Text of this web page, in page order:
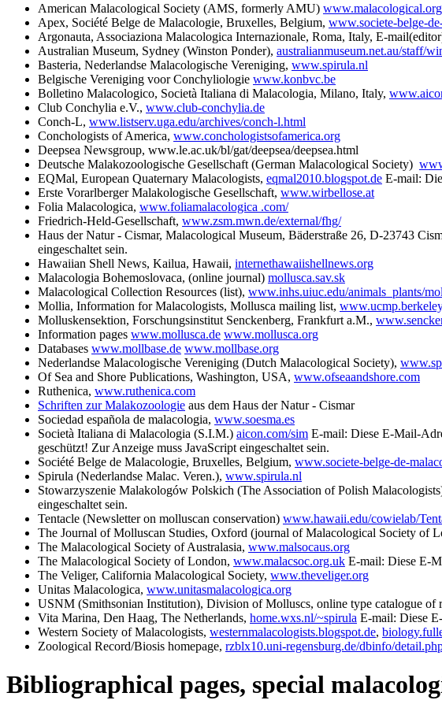
American Malacological Society (AMS, formerly AMU) www.malacological.org
Apex, Société Belge de Malacologie, Bruxelles, Belgium, www.societe-belge-
Argonauta, Associaziona Malacologica Internazionale, Roma, Italy, E-
Australian Museum, Sydney (Winston Ponder), australianmuseum.net.au/staff/
Basteria, Nederlandse Malacologische Vereniging, www.spirula.nl
Belgische Vereniging voor Conchyliologie www.konbvc.be
Bolletino Malacologico, Società Italiana di Malacologia, Milano, Italy,
Club Conchylia e.V., www.club-conchylia.de
Conch-L, www.listserv.uga.edu/archives/conch-l.html
Conchologists of America, www.conchologistsofamerica.org
Deepsea Newsgroup, www.le.ac.uk/bl/gat/deepsea/deepsea.html
Deutsche Malakozoologische Gesellschaft (German Malacological Society)
EQMal, European Quaternary Malacologists, eqmal2010.blogspot.de E-mail:
Erste Vorarlberger Malakologische Gesellschaft, www.wirbellose.at
Folia Malacologica, www.foliamalacologica .com/
Friedrich-Held-Gesellschaft, www.zsm.mwn.de/external/fhg/
Haus der Natur - Cismar, Malacological Museum, Bäderstraße 26, D-23743
eingeschaltet sein.
Hawaiian Shell News, Kailua, Hawaii, internethawaiishellnews.org
Malacologia Bohemoslovaca, (online journal) mollusca.sav.sk
Malacological Collection Resources (list), www.inhs.uiuc.edu/animals_plants/
Mollia, Information for Malacologists, Mollusca mailing list,
Molluskensektion, Forschungsinstitut Senckenberg, Frankfurt a.M.,
Information pages www.mollusca.de www.mollusca.org
Databases www.mollbase.de www.mollbase.org
Nederlandse Malacologische Vereniging (Dutch Malacological Society),
Of Sea and Shore Publications, Washington, USA, www.ofseaandshore.com
Ruthenica, www.ruthenica.com
Schriften zur Malakozoologie aus dem Haus der Natur - Cismar
Sociedad española de malacologia, www.soesma.es
Società Italiana di Malacologia (S.I.M.) aicon.com/sim E-mail: Diese E-Mail-
geschützt! Zur Anzeige muss JavaScript eingeschaltet sein.
Société Belge de Malacologie, Bruxelles, Belgium, www.societe-belge-de-
Spirula (Nederlandse Malac. Veren.), www.spirula.nl
Stowarzyszenie Malakologów Polskich (The Association of Polish
eingeschaltet sein.
Tentacle (Newsletter on molluscan conservation) www.hawaii.edu/cowielab/
The Journal of Molluscan Studies, Oxford (journal of Malacological Society of
The Malacological Society of Australasia, www.malsocaus.org
The Malacological Society of London, www.malacsoc.org.uk E-mail: Diese E-
The Veliger, California Malacological Society, www.theveliger.org
Unitas Malacologica, www.unitasmalacologica.org
USNM (Smithsonian Institution), Division of Molluscs, online type catalogue of
Vita Marina, Den Haag, The Netherlands, home.wxs.nl/~spirula E-mail: Diese
Western Society of Malacologists, westernmalacologists.blogspot.de,
Zoological Record/Biosis homepage, rzblx10.uni-regensburg.de/dbinfo/
Bibliographical pages, special